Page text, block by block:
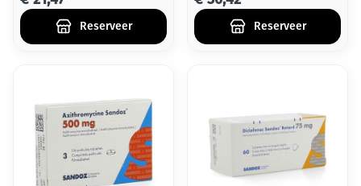
Reserveer Reserveer